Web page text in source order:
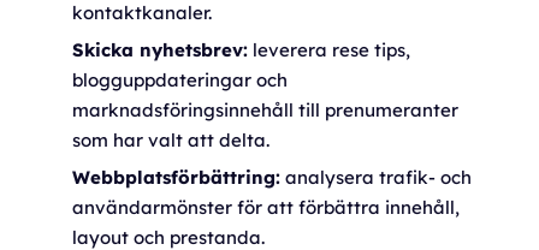
kontaktkanaler.
Skicka nyhetsbrev: leverera rese tips,
blogguppdateringar och
marknadsföringsinnehåll till prenumeranter
som har valt att delta.
Webbplatsförbättring: analysera trafik- och
användarmönster för att förbättra innehåll,
layout och prestanda.